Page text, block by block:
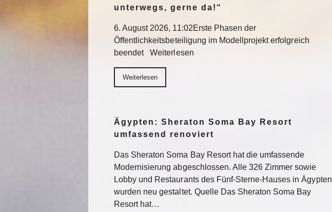
unterwegs, gerne da!“
6. August 2026, 11:02Erste Phasen der
Öffentlichkeitsbeteiligung im Modellprojekt erfolgreich
beendet Weiterlesen
Weiterlesen
Ägypten: Sheraton Soma Bay Resort
umfassend renoviert
Das Sheraton Soma Bay Resort hat die umfassende
Modernisierung abgeschlossen. Alle 326 Zimmer sowie
Lobby und Restaurants des Fünf-Sterne-Hauses in Ägypten
wurden neu gestaltet. Quelle Das Sheraton Soma Bay
Resort hat…